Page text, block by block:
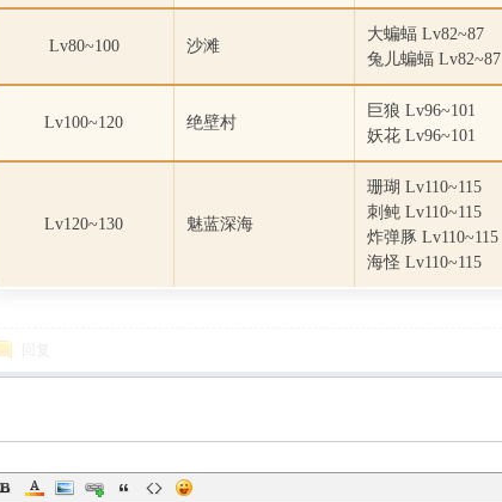
Lv80~100 沙滩
大蝙蝠 Lv82~87
兔儿蝙蝠 Lv82~87
Lv100~120 绝壁村
巨狼 Lv96~101
妖花 Lv96~101
Lv120~130 魅蓝深海
珊瑚 Lv110~115
刺鲀 Lv110~115
炸弹豚 Lv110~115
海怪 Lv110~115